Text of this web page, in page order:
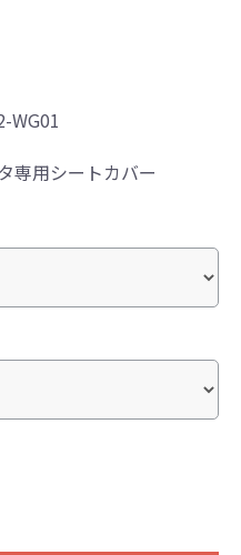
WG01
専用シートカバー